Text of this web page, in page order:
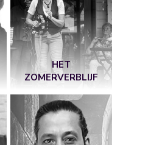
HET
ZOMERVERBLIJF